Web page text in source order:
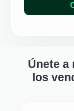
Únete a
los